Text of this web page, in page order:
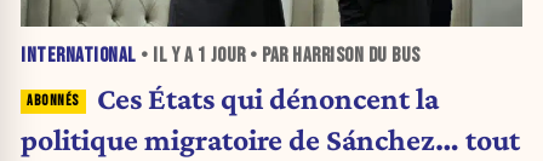
INTERNATIONAL • IL Y A 1 JOUR• PAR HARRISON DU BUS
Ces États qui dénoncent la
politique migratoire de Sánchez… tout